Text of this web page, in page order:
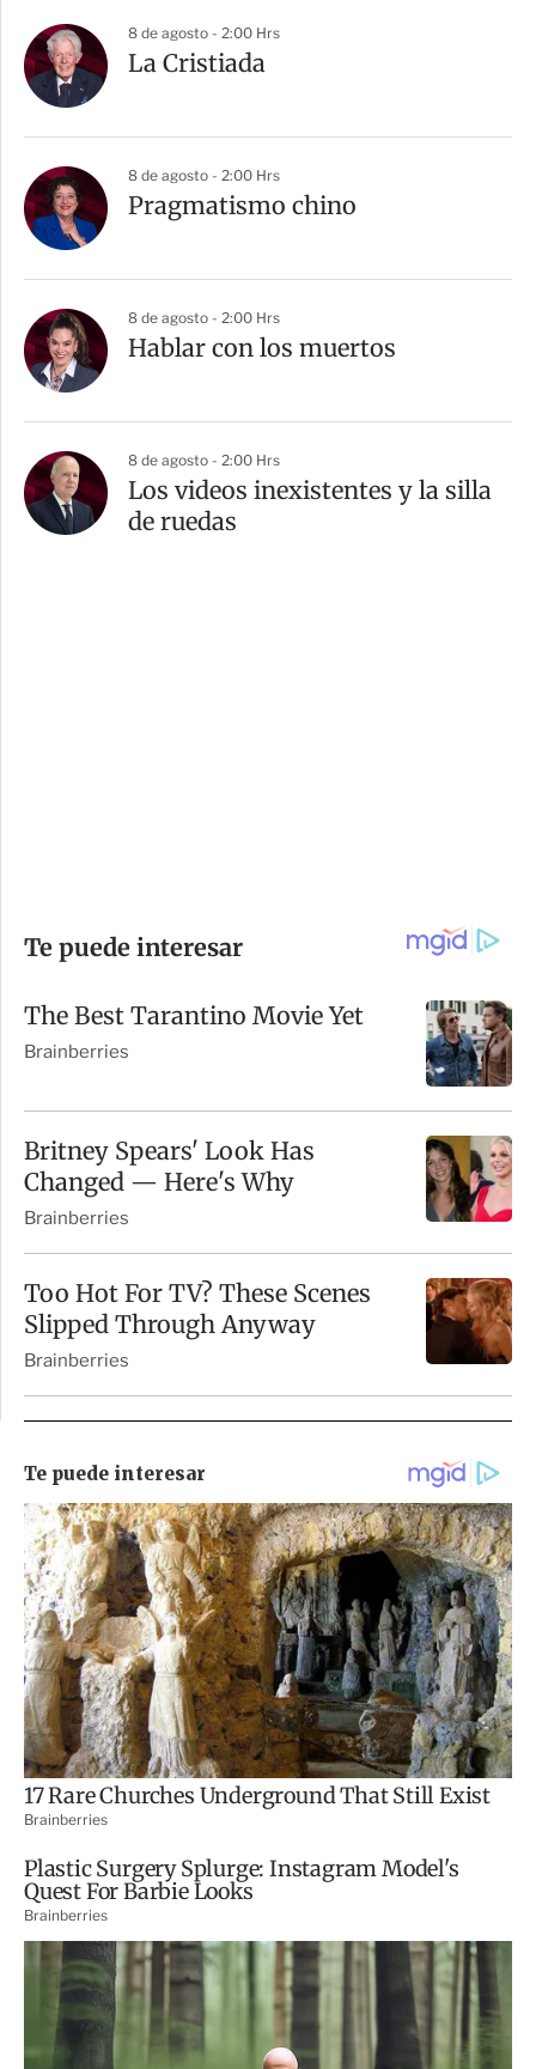
8 de agosto - 2:00 Hrs
La Cristiada
8 de agosto - 2:00 Hrs
Pragmatismo chino
8 de agosto - 2:00 Hrs
Hablar con los muertos
8 de agosto - 2:00 Hrs
Los videos inexistentes y la silla
de ruedas